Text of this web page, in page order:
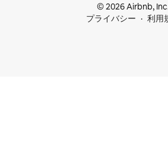
© 2026 Airbnb,
プライバシー
利用